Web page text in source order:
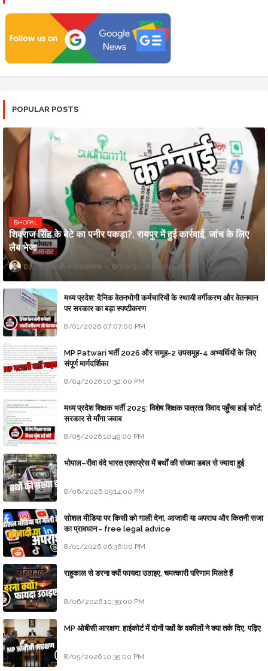
POPULAR POSTS
BHOPAL
शिवराज सिंह के बेटे का पनीर पकड़ा?, रायपुर में हुई कार्रवाई, जांच के लिए
लैब भेजा
Updesh Awasthee 8/06/2026 10:09:00 PM
मध्य प्रदेश: दैनिक वेतनभोगी कर्मचारियों के स्थायी वर्गीकरण और वेतनमान
पर सरकार का बड़ा स्पष्टीकरण
8/01/2026 07:07:00 PM
MP Patwari भर्ती 2026 और समूह-2 उपसमूह-4 अभ्यर्थियों के लिए
संपूर्ण मार्गदर्शिका
8/04/2026 10:32:00 PM
मध्य प्रदेश शिक्षक भर्ती 2025: विशेष शिक्षक पात्रता विवाद पहुँचा हाई कोर्ट;
सरकार से माँगा जवाब
8/05/2026 10:49:00 PM
भोपाल–रीवा वंदे भारत एक्सप्रेस में बर्थों की संख्या डबल से ज्यादा हुई
8/06/2026 09:14:00 PM
सोशल मीडिया पर किसी को गाली देना, आजादी या अपराध और कितनी सजा
का प्रावधान - free legal advice
8/01/2026 06:36:00 PM
राहुकाल से डरना क्यों फायदा उठाइए, चमत्कारी परिणाम मिलते हैं
8/06/2026 10:39:00 PM
MP ओबीसी आरक्षण: हाईकोर्ट में दोनों पक्षों के वकीलों ने क्या तर्क दिए, पढ़िए
8/05/2026 10:35:00 PM